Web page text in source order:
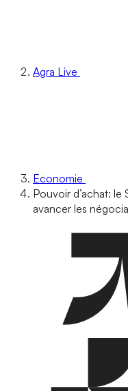
Agra Live
Economie
Pouvoir d’achat:
avancer les